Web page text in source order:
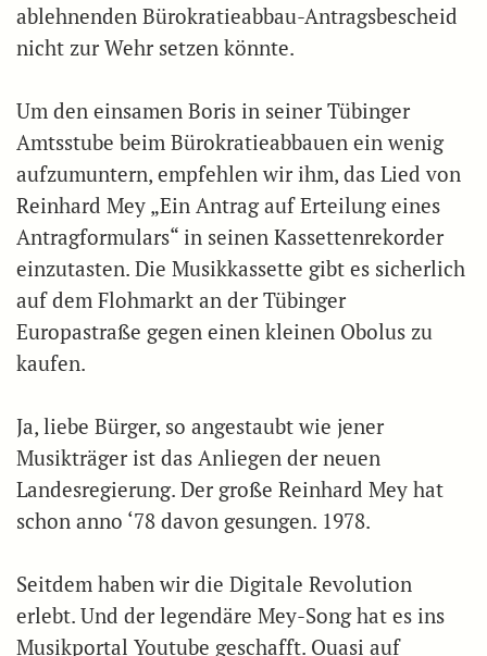
ablehnenden Bürokratieabbau-Antragsbescheid
nicht zur Wehr setzen könnte.
Um den einsamen Boris in seiner Tübinger
Amtsstube beim Bürokratieabbauen ein wenig
aufzumuntern, empfehlen wir ihm, das Lied von
Reinhard Mey „Ein Antrag auf Erteilung eines
Antragformulars“ in seinen Kassettenrekorder
einzutasten. Die Musikkassette gibt es sicherlich
auf dem Flohmarkt an der Tübinger
Europastraße gegen einen kleinen Obolus zu
kaufen.
Ja, liebe Bürger, so angestaubt wie jener
Musikträger ist das Anliegen der neuen
Landesregierung. Der große Reinhard Mey hat
schon anno ‘78 davon gesungen. 1978.
Seitdem haben wir die Digitale Revolution
erlebt. Und der legendäre Mey-Song hat es ins
Musikportal Youtube geschafft. Quasi auf